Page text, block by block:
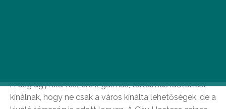
A cég ügyfelei részére izgalmas, tartalmas időtöltést
kínálnak, hogy ne csak a város kínálta lehetőségek, de a